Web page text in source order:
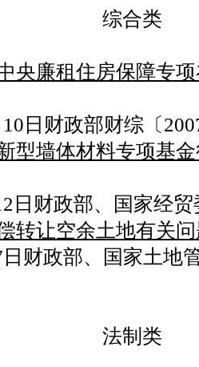
综合类
央廉租住房保障专
日财政部财综〔
型墙体材料专项基
财政部、国家经贸
转让空余土地有关
政部、国家土地
法制类